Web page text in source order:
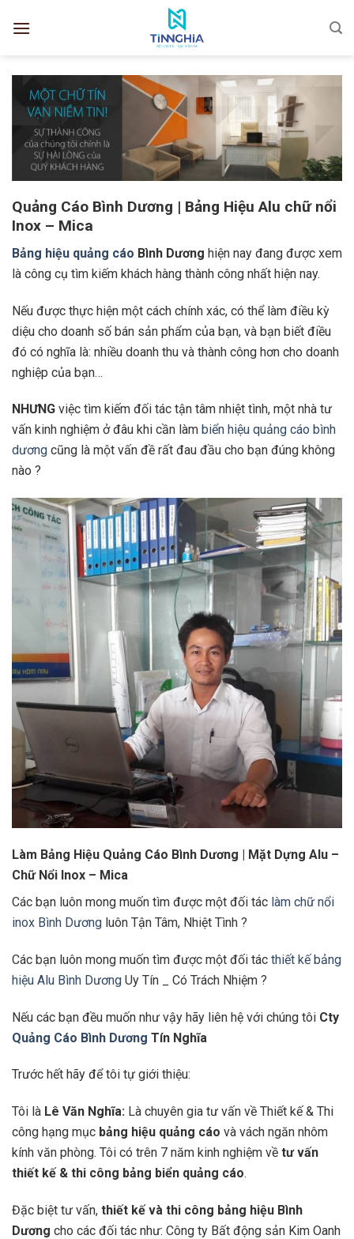
Quảng Cáo Bình Dương | Bảng Hiệu Alu chữ nổi
Inox – Mica
Bảng hiệu quảng cáo Bình Dương hiện nay đang được xem
là công cụ tìm kiếm khách hàng thành công nhất hiện nay.
Nếu được thực hiện một cách chính xác, có thể làm điều kỳ
diệu cho doanh số bán sản phẩm của bạn, và bạn biết điều
đó có nghĩa là: nhiều doanh thu và thành công hơn cho doanh
nghiệp của bạn…
NHƯNG việc tìm kiếm đối tác tận tâm nhiệt tình, một nhà tư
vấn kinh nghiệm ở đâu khi cần làm biển hiệu quảng cáo bình
dương cũng là một vấn đề rất đau đầu cho bạn đúng không
nào ?
Làm Bảng Hiệu Quảng Cáo Bình Dương | Mặt Dựng Alu –
Chữ Nổi Inox – Mica
Các bạn luôn mong muốn tìm được một đối tác làm chữ nổi
inox Bình Dương luôn Tận Tâm, Nhiệt Tình ?
Các bạn luôn mong muốn tìm được một đối tác thiết kế bảng
hiệu Alu Bình Dương Uy Tín _ Có Trách Nhiệm ?
Nếu các bạn đều muốn như vậy hãy liên hệ với chúng tôi Cty
Quảng Cáo Bình Dương Tín Nghĩa
Trước hết hãy để tôi tự giới thiệu:
Tôi là Lê Văn Nghĩa: Là chuyên gia tư vấn về Thiết kế & Thi
công hạng mục bảng hiệu quảng cáo và vách ngăn nhôm
kính văn phòng. Tôi có trên 7 năm kinh nghiệm về tư vấn
thiết kế & thi công bảng biển quảng cáo.
Đặc biệt tư vấn, thiết kế và thi công bảng hiệu Bình
Dương cho các đối tác như: Công ty Bất động sản Kim Oanh